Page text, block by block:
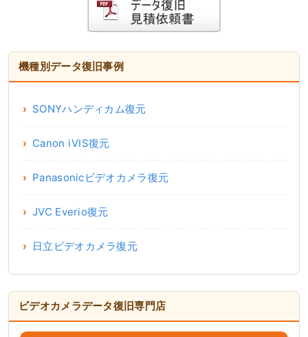
機種別データ復旧事例
SONYハンディカム復元
Canon iVIS復元
Panasonicビデオカメラ復元
JVC Everio復元
日立ビデオカメラ復元
ビデオカメラデータ復旧専門店